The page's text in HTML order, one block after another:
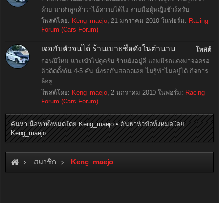
ด้วย มาด่าลูกค้าว่าไอ้ควายได้ไง ลายมือผู้หญิงชัวร์ครับ
โพสต์โดย: Keng_maejo, 21 มกราคม 2010 ในฟอรั่ม: Racing
Forum (Cars Forum)
โพสต์
เจอกับตัวจนได้ ร้านเบาะชื่อดังในตำนาน
ก่อนปีใหม่ แวะเข้าไปดูครับ ร้านยังอยู่ดี แถมมีรถแต่งมาจอดรอ
คิวติดตั้งกัน 4-5 คัน นั่งรอกันสลอดเลย ไม่รู้ทำไมอยู่ได้ กิจการ
ดีอยู่...
โพสต์โดย: Keng_maejo, 2 มกราคม 2010 ในฟอรั่ม: Racing
Forum (Cars Forum)
ค้นหาเนื้อหาทั้งหมดโดย Keng_maejo
ค้นหาหัวข้อทั้งหมดโดย
Keng_maejo
สมาชิก Keng_maejo